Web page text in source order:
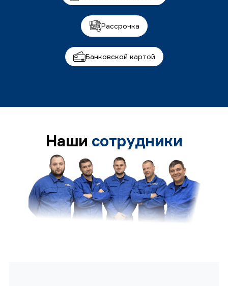
Рассрочка
Банковской картой
Наши сотрудники